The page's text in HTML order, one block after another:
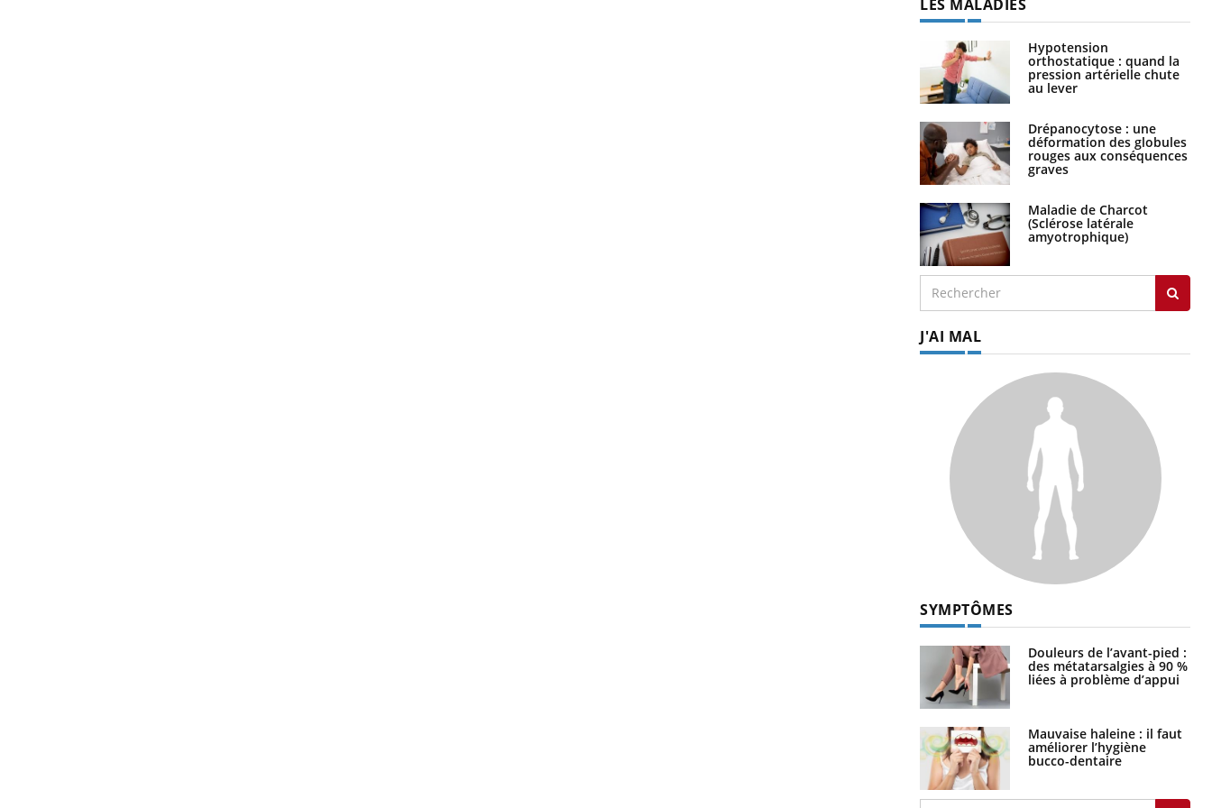
LES MALADIES
Hypotension
orthostatique : quand la
pression artérielle chute
au lever
Drépanocytose : une
déformation des globules
rouges aux conséquences
graves
Maladie de Charcot
(Sclérose latérale
amyotrophique)
J'AI MAL
SYMPTÔMES
Douleurs de l’avant-pied :
des métatarsalgies à 90 %
liées à problème d’appui
Mauvaise haleine : il faut
améliorer l’hygiène
bucco-dentaire